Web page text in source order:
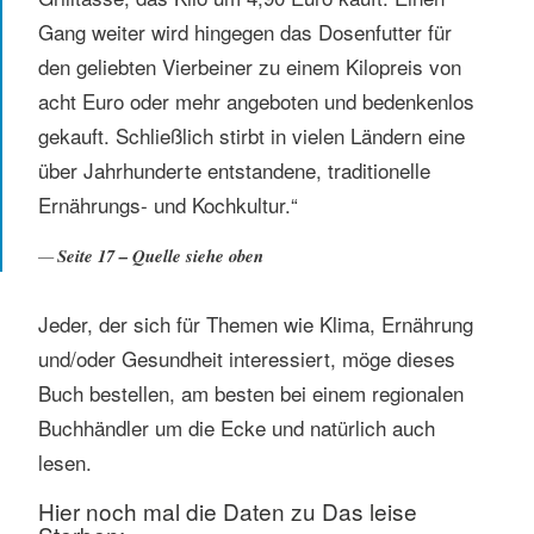
Gang weiter wird hingegen das Dosenfutter für
den geliebten Vierbeiner zu einem Kilopreis von
acht Euro oder mehr angeboten und bedenkenlos
gekauft. Schließlich stirbt in vielen Ländern eine
über Jahrhunderte entstandene, traditionelle
Ernährungs- und Kochkultur.“
Seite 17 – Quelle siehe oben
Jeder, der sich für Themen wie Klima, Ernährung
und/oder Gesundheit interessiert, möge dieses
Buch bestellen, am besten bei einem regionalen
Buchhändler um die Ecke und natürlich auch
lesen.
Hier noch mal die Daten zu Das leise